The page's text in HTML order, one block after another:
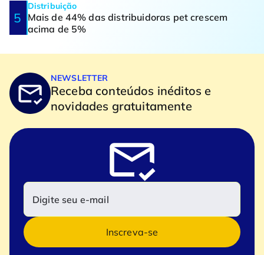
Distribuição
Mais de 44% das distribuidoras pet crescem
acima de 5%
NEWSLETTER
Receba conteúdos inéditos e
novidades gratuitamente
Inscreva-se